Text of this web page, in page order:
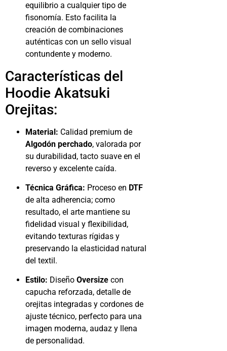
equilibrio a cualquier tipo de
fisonomía. Esto facilita la
creación de combinaciones
auténticas con un sello visual
contundente y moderno.
Características del
Hoodie Akatsuki
Orejitas:
Material: Calidad premium de
Algodón perchado, valorada por
su durabilidad, tacto suave en el
reverso y excelente caída.
Técnica Gráfica: Proceso en DTF
de alta adherencia; como
resultado, el arte mantiene su
fidelidad visual y flexibilidad,
evitando texturas rígidas y
preservando la elasticidad natural
del textil.
Estilo: Diseño Oversize con
capucha reforzada, detalle de
orejitas integradas y cordones de
ajuste técnico, perfecto para una
imagen moderna, audaz y llena
de personalidad.